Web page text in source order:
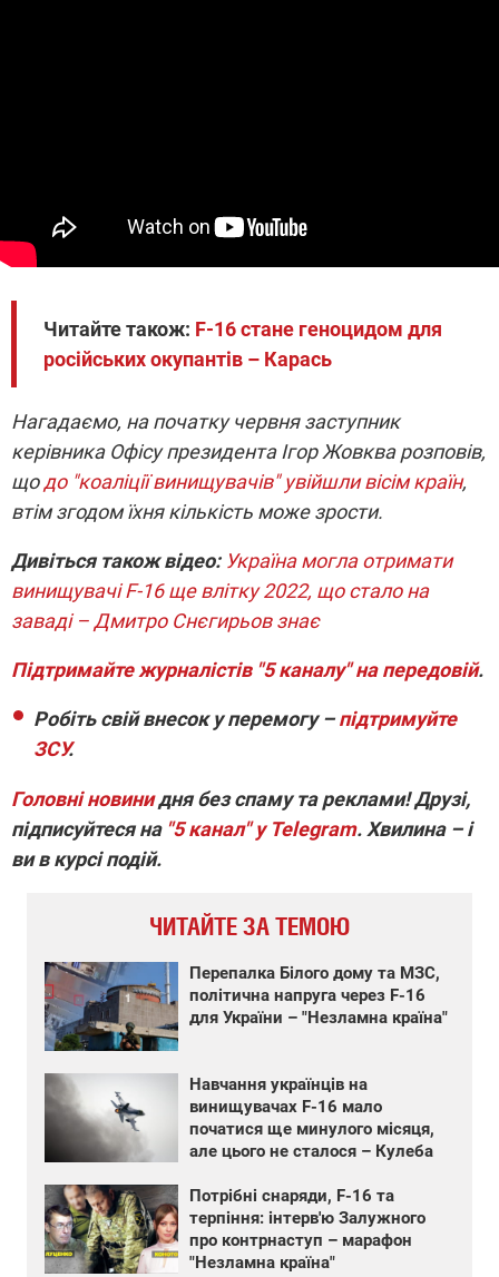
Читайте також: F-16 стане геноцидом для
російських окупантів – Карась
Нагадаємо, на початку червня заступник
керівника Офісу президента Ігор Жовква розповів,
щодо "коаліції винищувачів" увійшли вісім країн,
втім згодом їхня кількість може зрости.
Дивіться також відео: Україна могла отримати
винищувачі F-16 ще влітку 2022, що стало на
заваді – Дмитро Снєгирьов знає
Підтримайте журналістів "5 каналу" на передовій.
Робіть свій внесок у перемогу –підтримуйте
ЗСУ.
Головні новинидня без спаму та реклами! Друзі,
підписуйтеся на "5 канал" у Telegram. Хвилина – і
ви в курсі подій.
ЧИТАЙТЕ ЗА ТЕМОЮ
Перепалка Білого дому та МЗС,
політична напруга через F-16
для України – "Незламна країна"
Навчання українців на
винищувачах F-16 мало
початися ще минулого місяця,
але цього не сталося – Кулеба
Потрібні снаряди, F-16 та
терпіння: інтерв'ю Залужного
про контрнаступ – марафон
"Незламна країна"